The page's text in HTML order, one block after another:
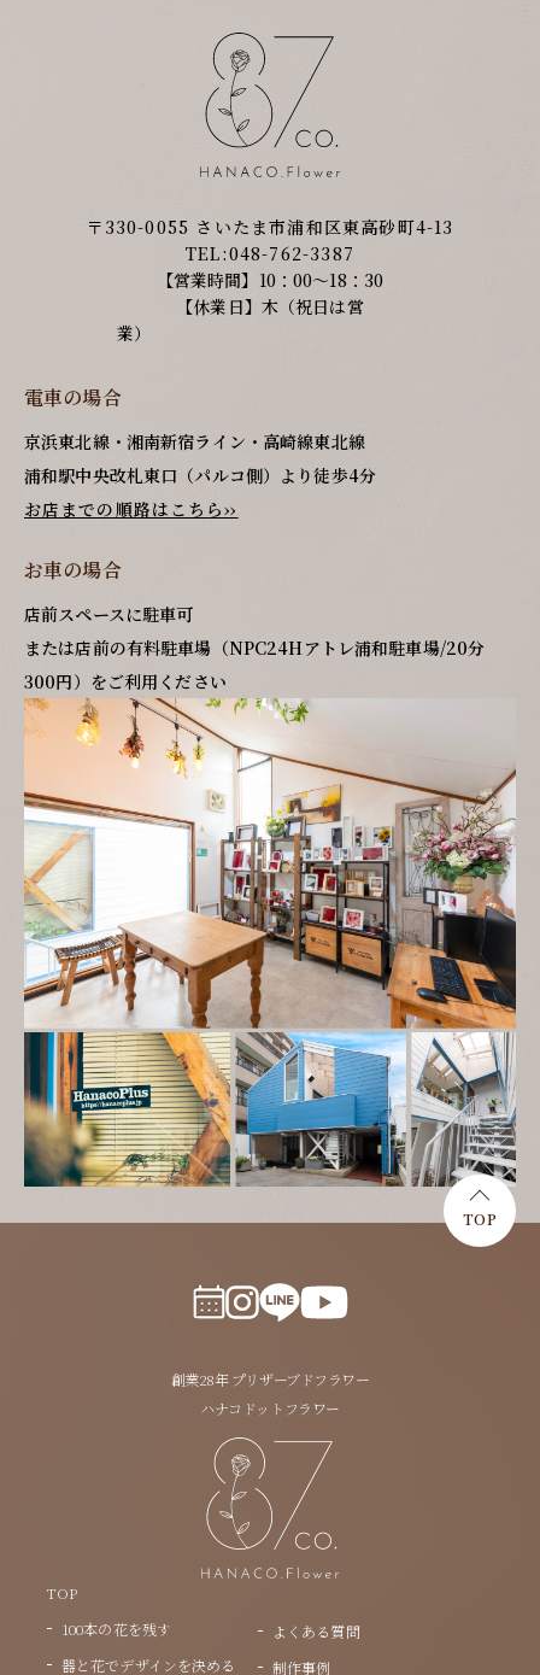
〒330-0055 さいたま市浦和区東高砂町4-13
TEL:048-762-3387
【営業時間】10：00～18：30
【休業日】木（祝日は営
業）
電車の場合
京浜東北線・湘南新宿ライン・高崎線東北線
浦和駅中央改札東口（パルコ側）より徒歩4分
お店までの順路はこちら››
お車の場合
店前スペースに駐車可
または店前の有料駐車場（NPC24Hアトレ浦和駐車場/20分
300円）をご利用ください
TOP
TOP
100本の花を残す
器と花でデザインを決める
よくある質問
制作事例
創業28年 プリザーブドフラワー
ハナコドットフラワー